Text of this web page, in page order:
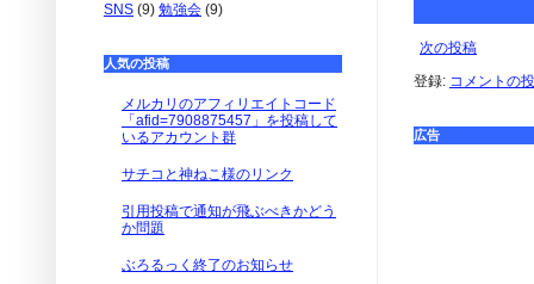
次の投稿
登録: コメントの
広告
SNS (9) 勉強会 (9)
人気の投稿
メルカリのアフィリエイトコード
「afid=7908875457」を投稿して
いるアカウント群
サチコと神ねこ様のリンク
引用投稿で通知が飛ぶべきかどう
か問題
ぶろるっく終了のお知らせ